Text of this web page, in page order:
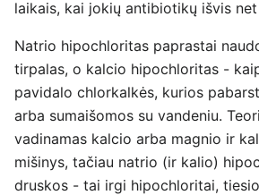
laikais, kai jokių antibiotikų išvis
Natrio hipochloritas paprastai
tirpalas, o kalcio hipochloritas -
pavidalo chlorkalkės, kurios
arba sumaišomos su vandeniu.
vadinamas kalcio arba magnio ir
mišinys, tačiau natrio (ir kalio)
druskos - tai irgi hipochloritai,